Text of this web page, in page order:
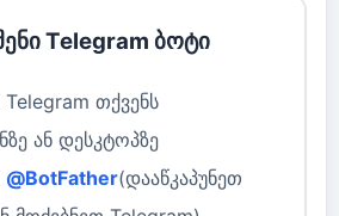
Telegram ბოტი
Telegram თქვენს
ან დესკტოპზე
@BotFather(დააწკაპუნეთ